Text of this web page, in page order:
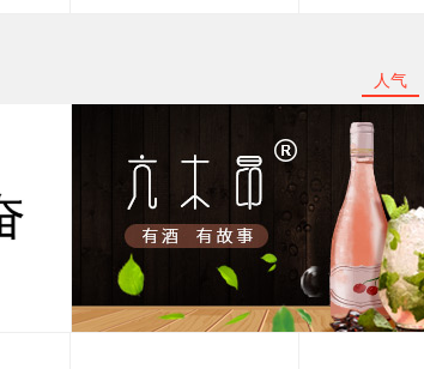
人气